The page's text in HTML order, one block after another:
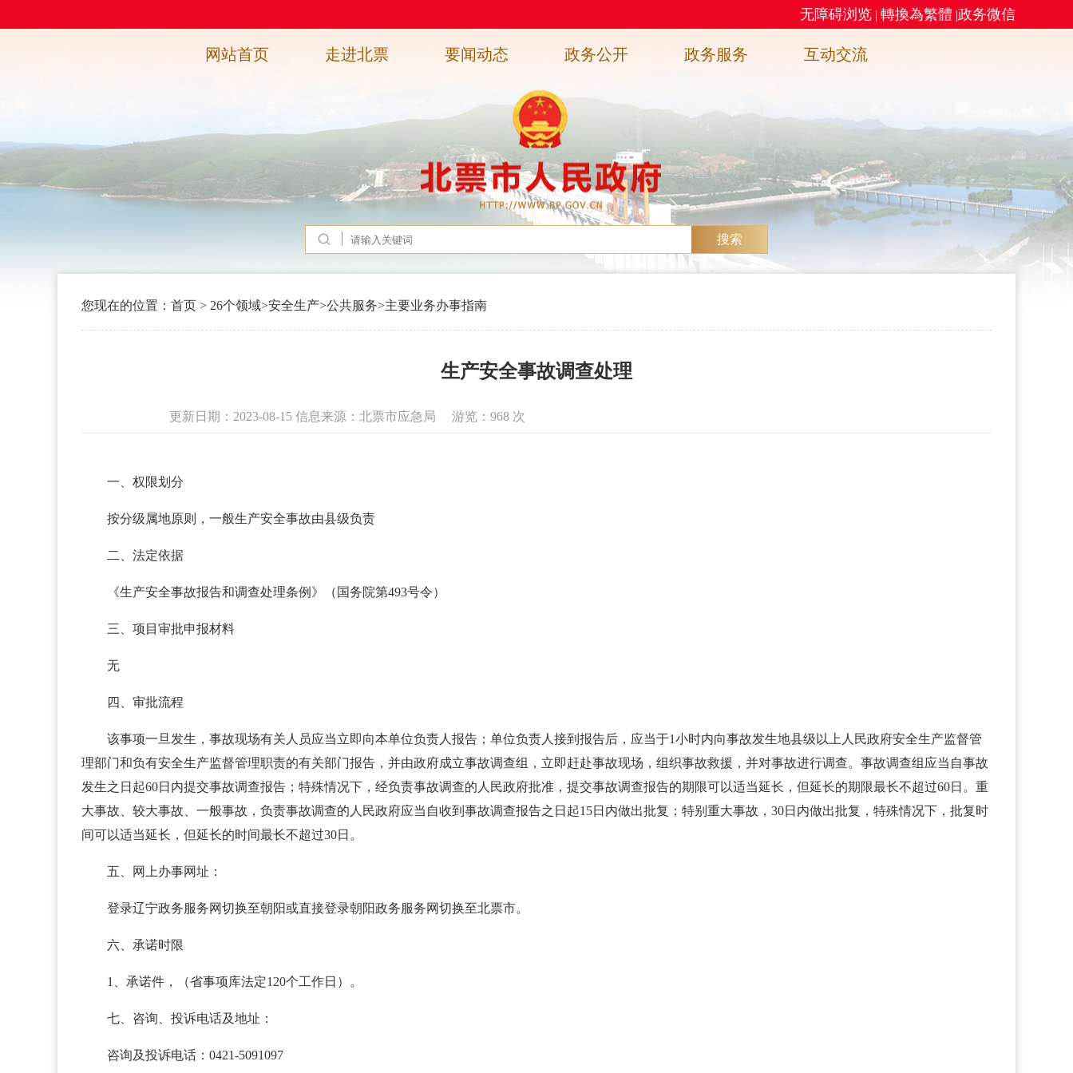
无障碍浏览 | 轉換為繁體 |政务微信
网站首页 走进北票 要闻动态 政务公开 政务服务 互动交流
搜索
您现在的位置： 首页 > 26个领域>安全生产>公共服务>主要业务办事指南
生产安全事故调查处理
更新日期：2023-08-15 信息来源：北票市应急局 游览： 968 次
一、权限划分
按分级属地原则，一般生产安全事故由县级负责
二、法定依据
《生产安全事故报告和调查处理条例》（国务院第493号令）
三、项目审批申报材料
无
四、审批流程
该事项一旦发生，事故现场有关人员应当立即向本单位负责人报告；单位负责人接到报告后，应当于1小时内向事故发生地县级以上人民政府安全生产监督管
理部门和负有安全生产监督管理职责的有关部门报告，并由政府成立事故调查组，立即赶赴事故现场，组织事故救援，并对事故进行调查。事故调查组应当自事故
发生之日起60日内提交事故调查报告；特殊情况下，经负责事故调查的人民政府批准，提交事故调查报告的期限可以适当延长，但延长的期限最长不超过60日。重
大事故、较大事故、一般事故，负责事故调查的人民政府应当自收到事故调查报告之日起15日内做出批复；特别重大事故，30日内做出批复，特殊情况下，批复时
间可以适当延长，但延长的时间最长不超过30日。
五、网上办事网址：
登录辽宁政务服务网切换至朝阳或直接登录朝阳政务服务网切换至北票市。
六、承诺时限
1、承诺件，（省事项库法定120个工作日）。
七、咨询、投诉电话及地址：
咨询及投诉电话：0421-5091097